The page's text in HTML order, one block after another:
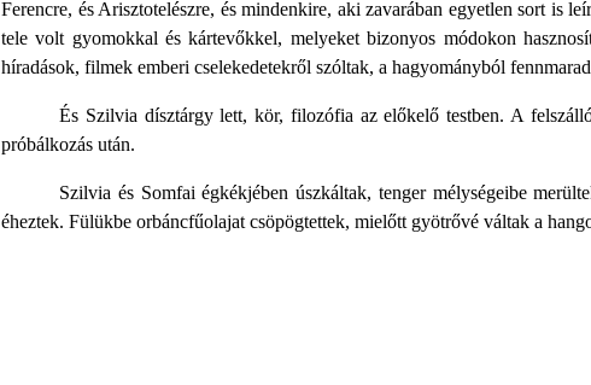
Ferencre, és Arisztotelészre, és mindenkire, aki zavarában egyetlen sort is
tele volt gyomokkal és kártevőkkel, melyeket bizonyos módokon
híradások, filmek emberi cselekedetekről szóltak, a hagyományból
És Szilvia dísztárgy lett, kör, filozófia az előkelő testben. A
próbálkozás után.
Szilvia és Somfai égkékjében úszkáltak, tenger mélységeibe
éheztek. Fülükbe orbáncfűolajat csöpögtettek, mielőtt gyötrővé váltak a